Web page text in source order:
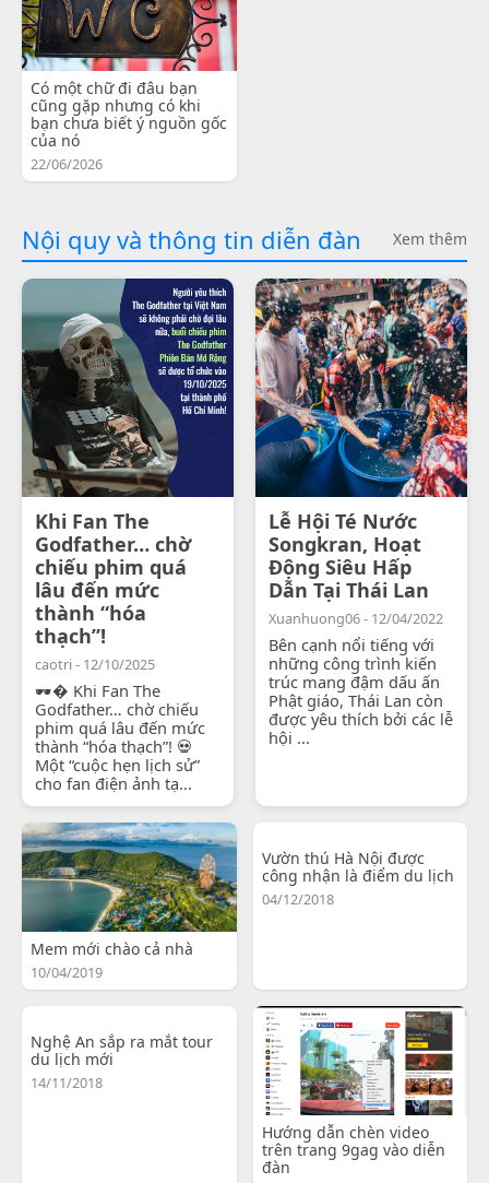
Có một chữ đi đâu bạn
cũng gặp nhưng có khi
bạn chưa biết ý nguồn gốc
của nó
22/06/2026
Nội quy và thông tin diễn đàn Xem thêm
Khi Fan The
Godfather… chờ
chiếu phim quá
lâu đến mức
thành “hóa
thạch”!
caotri - 12/10/2025
🕶� Khi Fan The
Godfather… chờ chiếu
phim quá lâu đến mức
thành “hóa thạch”! 💀
Một “cuộc hẹn lịch sử”
cho fan điện ảnh tạ...
Lễ Hội Té Nước
Songkran, Hoạt
Động Siêu Hấp
Dẫn Tại Thái Lan
Xuanhuong06 - 12/04/2022
Bên cạnh nổi tiếng với
những công trình kiến
trúc mang đậm dấu ấn
Phật giáo, Thái Lan còn
được yêu thích bởi các lễ
hội ...
Mem mới chào cả nhà
10/04/2019
Vườn thú Hà Nội được
công nhận là điểm du lịch
04/12/2018
Nghệ An sắp ra mắt tour
du lịch mới
14/11/2018
Hướng dẫn chèn video
trên trang 9gag vào diễn
đàn